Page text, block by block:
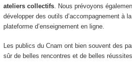
ateliers collectifs. Nous prévoyons
développer des outils d’accompagnement à
plateforme d’enseignement en ligne.
Les publics du Cnam ont bien souvent des
sûr de belles rencontres et de belles